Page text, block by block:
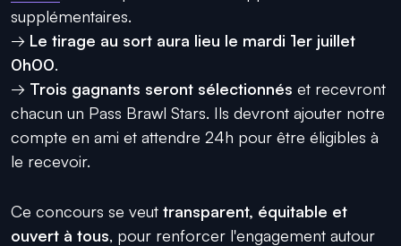
supplémentaires.
→ Le tirage au sort aura lieu le mardi 1er juillet
0h00.
→ Trois gagnants seront sélectionnés et recevront
chacun un Pass Brawl Stars. Ils devront ajouter notre
compte en ami et attendre 24h pour être éligibles à
le recevoir.
Ce concours se veut transparent, équitable et
ouvert à tous, pour renforcer l'engagement autour